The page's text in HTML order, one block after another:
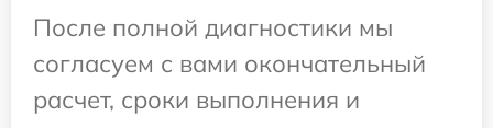
После полной диагностики мы
согласуем с вами окончательный
расчет, сроки выполнения и